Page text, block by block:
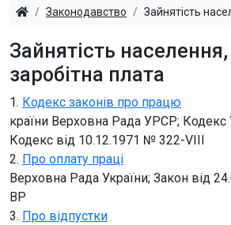
Законодавство Зайнятість
Зайнятість
заробітна плата
1. Кодекс законів про працю
країни Верховна Рада УРСР; Кодекс
Кодекс від 10.12.1971 № 322-VIII
2. Про оплату праці
Верховна Рада України; Закон від
ВР
3. Про відпустки